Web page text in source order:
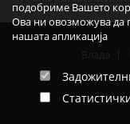
подобриме Вашето
Ова ни овозможува да
нашата апликација